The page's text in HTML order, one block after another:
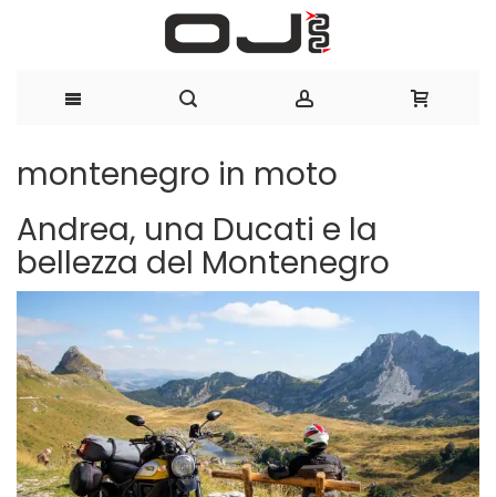
al
contenuto
montenegro in moto
Andrea, una Ducati e la
bellezza del Montenegro